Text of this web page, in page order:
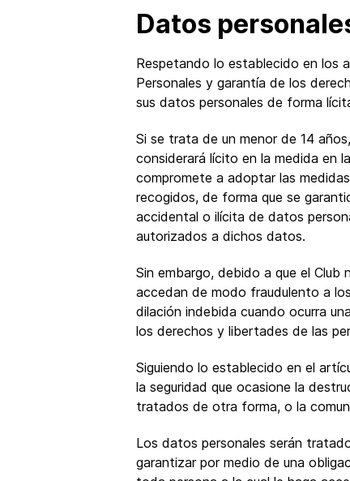
Datos
Respetando lo establecido en los
Personales y garantía de los
sus datos personales de forma
Si se trata de un menor de 14
considerará lícito en la medida en
compromete a adoptar las
recogidos, de forma que se
accidental o ilícita de datos
autorizados a dichos datos.
Sin embargo, debido a que el
accedan de modo fraudulento a
dilación indebida cuando ocurra
los derechos y libertades de las
Siguiendo lo establecido en el
la seguridad que ocasione la
tratados de otra forma, o la
Los datos personales serán
garantizar por medio de una